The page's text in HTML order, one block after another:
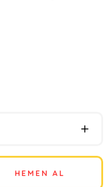
HEMEN AL